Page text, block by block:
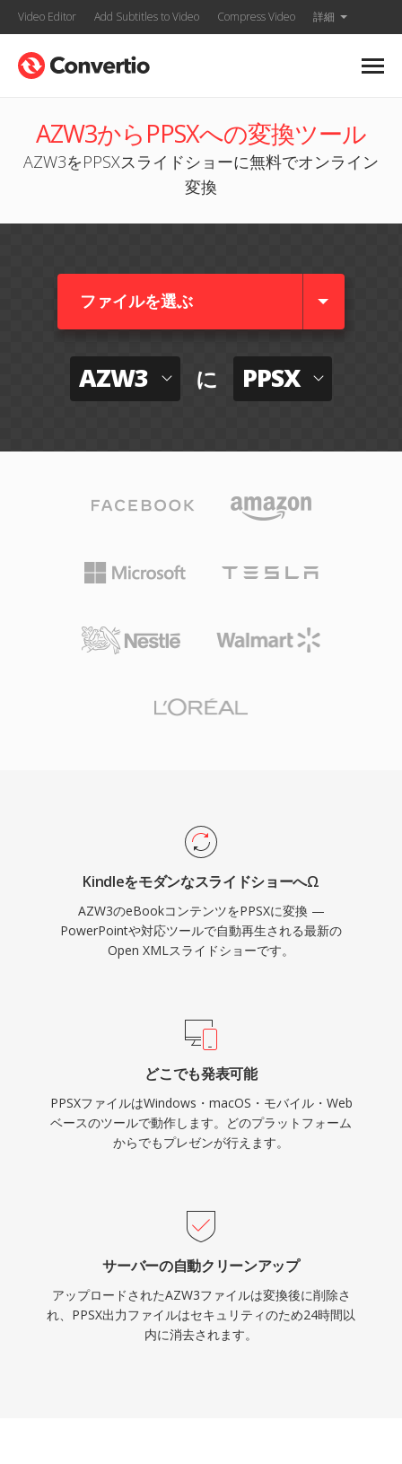
Video Editor Add Subtitles to Video Compress Video 詳細
AZW3からPPSXへの変換ツール
AZW3をPPSXスライドショーに無料でオンライン
変換
ファイルを選ぶ
AZW3 に PPSX
KindleをモダンなスライドショーへΩ
AZW3のeBookコンテンツをPPSXに変換 —
PowerPointや対応ツールで自動再生される最新の
Open XMLスライドショーです。
どこでも発表可能
PPSXファイルはWindows・macOS・モバイル・Web
ベースのツールで動作します。どのプラットフォーム
からでもプレゼンが行えます。
サーバーの自動クリーンアップ
アップロードされたAZW3ファイルは変換後に削除さ
れ、PPSX出力ファイルはセキュリティのため24時間以
内に消去されます。